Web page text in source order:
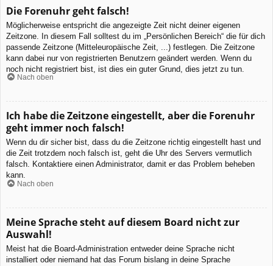
Die Forenuhr geht falsch!
Möglicherweise entspricht die angezeigte Zeit nicht deiner eigenen
Zeitzone. In diesem Fall solltest du im „Persönlichen Bereich“ die für dich
passende Zeitzone (Mitteleuropäische Zeit, ...) festlegen. Die Zeitzone
kann dabei nur von registrierten Benutzern geändert werden. Wenn du
noch nicht registriert bist, ist dies ein guter Grund, dies jetzt zu tun.
Nach oben
Ich habe die Zeitzone eingestellt, aber die Forenuhr
geht immer noch falsch!
Wenn du dir sicher bist, dass du die Zeitzone richtig eingestellt hast und
die Zeit trotzdem noch falsch ist, geht die Uhr des Servers vermutlich
falsch. Kontaktiere einen Administrator, damit er das Problem beheben
kann.
Nach oben
Meine Sprache steht auf diesem Board nicht zur
Auswahl!
Meist hat die Board-Administration entweder deine Sprache nicht
installiert oder niemand hat das Forum bislang in deine Sprache